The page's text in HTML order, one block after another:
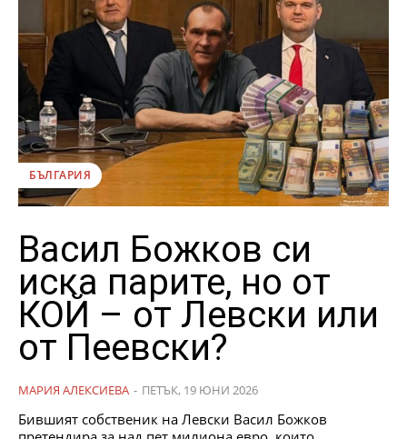
БЪЛГАРИЯ
Васил Божков си
иска парите, но от
КОЙ – от Левски или
от Пеевски?
МАРИЯ АЛЕКСИЕВА - ПЕТЪК, 19 ЮНИ 2026
Бившият собственик на Левски Васил Божков